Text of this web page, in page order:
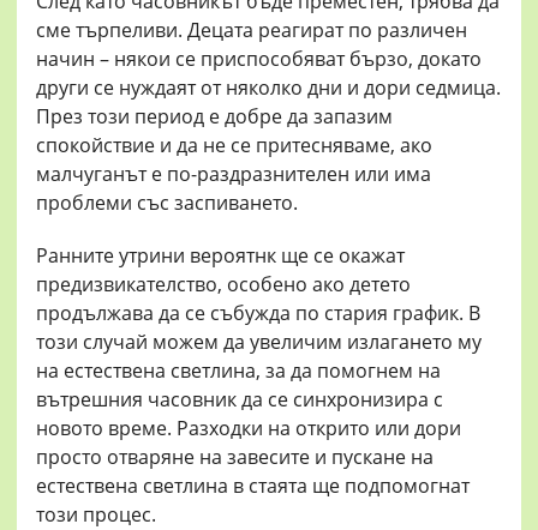
сме търпеливи. Децата реагират по различен
начин – някои се приспособяват бързо, докато
други се нуждаят от няколко дни и дори седмица.
През този период е добре да запазим
спокойствие и да не се притесняваме, ако
малчуганът е по-раздразнителен или има
проблеми със заспиването.
Ранните утрини вероятнк ще се окажат
предизвикателство, особено ако детето
продължава да се събужда по стария график. В
този случай можем да увеличим излагането му
на естествена светлина, за да помогнем на
вътрешния часовник да се синхронизира с
новото време. Разходки на открито или дори
просто отваряне на завесите и пускане на
естествена светлина в стаята ще подпомогнат
този процес.